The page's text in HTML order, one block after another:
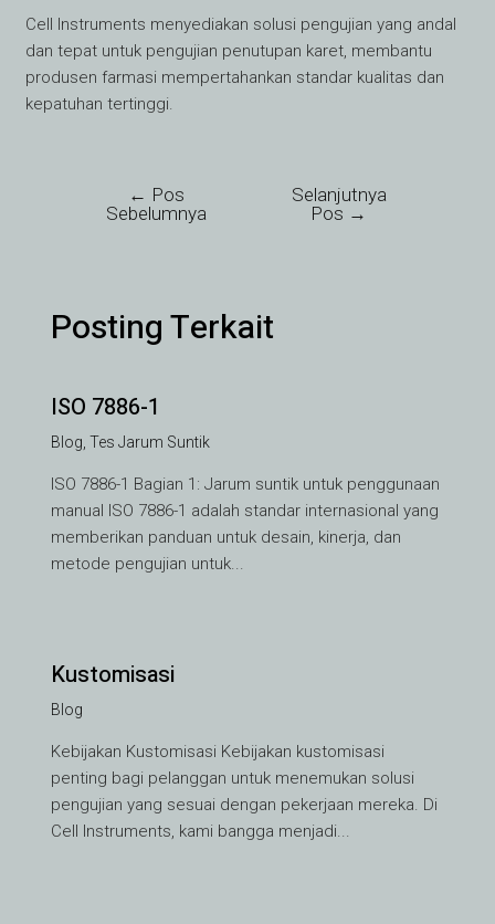
Cell Instruments menyediakan solusi pengujian yang andal
dan tepat untuk pengujian penutupan karet, membantu
produsen farmasi mempertahankan standar kualitas dan
kepatuhan tertinggi.
← Pos
Sebelumnya
Selanjutnya
Pos →
Posting Terkait
ISO 7886-1
Blog Tes Jarum Suntik
ISO 7886-1 Bagian 1: Jarum suntik untuk penggunaan
manual ISO 7886-1 adalah standar internasional yang
memberikan panduan untuk desain, kinerja, dan
metode pengujian untuk...
Kustomisasi
Blog
Kebijakan Kustomisasi Kebijakan kustomisasi
penting bagi pelanggan untuk menemukan solusi
pengujian yang sesuai dengan pekerjaan mereka. Di
Cell Instruments, kami bangga menjadi...